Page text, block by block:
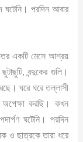
পরদিন আবার
একটি মেসে আশ্রয়
বন্দুকের গুলি।
ঘরে ঘরে তল্লাসী
করছি। কখন
ঘটেনি। পরদিন
ও ছাত্রকে তারা ধরে